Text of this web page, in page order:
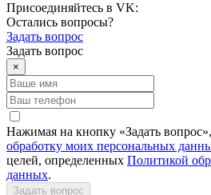
Присоединяйтесь в VK:
Остались вопросы?
Задать вопрос
Задать вопрос
×
Нажимая на кнопку «Задать
обработку моих персональных
целей, определенных Политикой
данных.
Задать вопрос